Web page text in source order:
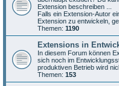
Extension beschreiben ...
Falls ein Extension-Autor
Extension zu entwickeln,
Themen: 1190
Extensions in
In diesem Forum können
sich noch im
produktiven Betrieb wird
Themen: 153